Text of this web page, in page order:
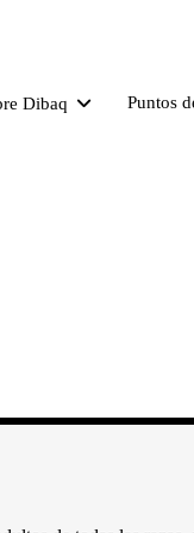
Dibaq Puntos